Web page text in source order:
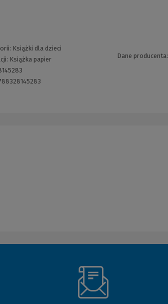
Książki dla dzieci
Książka papier
Dane producenta: